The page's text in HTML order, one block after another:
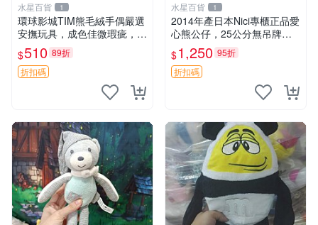
水星百貨 1
環球影城TIM熊毛絨手偶嚴選
安撫玩具，成色佳微瑕疵，贈
小禮物超值優惠 TIM熊 毛絨
手偶 安撫 toy 嚴選
$510 89折
折扣碼
水星百貨 1
2014年產日本Nici專櫃正品愛
心熊公仔，25公分無吊牌全
新 愛心熊 公仔 熊抱玩偶
$1,250 95折
折扣碼